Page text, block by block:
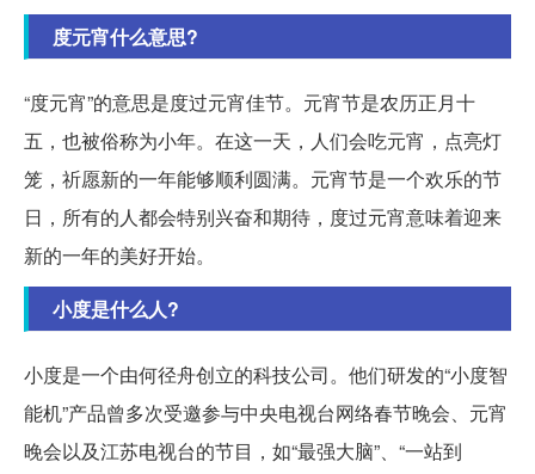
度元宵什么意思?
“度元宵”的意思是度过元宵佳节。元宵节是农历正月十
五，也被俗称为小年。在这一天，人们会吃元宵，点亮灯
笼，祈愿新的一年能够顺利圆满。元宵节是一个欢乐的节
日，所有的人都会特别兴奋和期待，度过元宵意味着迎来
新的一年的美好开始。
小度是什么人?
小度是一个由何径舟创立的科技公司。他们研发的“小度智
能机”产品曾多次受邀参与中央电视台网络春节晚会、元宵
晚会以及江苏电视台的节目，如“最强大脑”、“一站到